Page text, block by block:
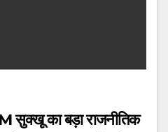
सुक्खू का बड़ा राजनीतिक